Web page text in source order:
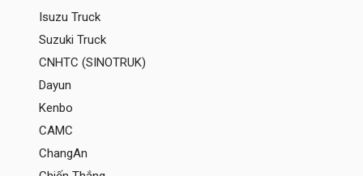
Isuzu Truck
Suzuki Truck
CNHTC (SINOTRUK)
Dayun
Kenbo
CAMC
ChangAn